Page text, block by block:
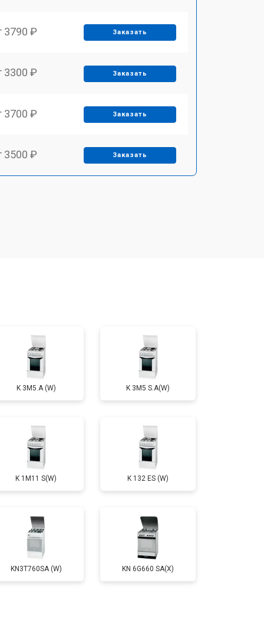
3790 ₽ Заказать
3300 ₽ Заказать
3700 ₽ Заказать
3500 ₽ Заказать
3000 ₽ Заказать
2750 ₽ Заказать
2590 ₽ Заказать
2600 ₽ Заказать
K 3M5.A (W) K 3M5 S.A(W)
K 1M11 S(W) K 132 ES (W)
KN3T760SA (W) KN 6G660 SA(X)